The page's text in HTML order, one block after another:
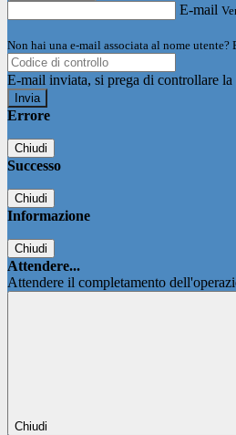
E-mail
Non hai una e-mail associata al nome
E-mail inviata, si prega di controllare la
Errore
Chiudi
Successo
Chiudi
Informazione
Chiudi
Attendere...
Attendere il completamento
Chiudi